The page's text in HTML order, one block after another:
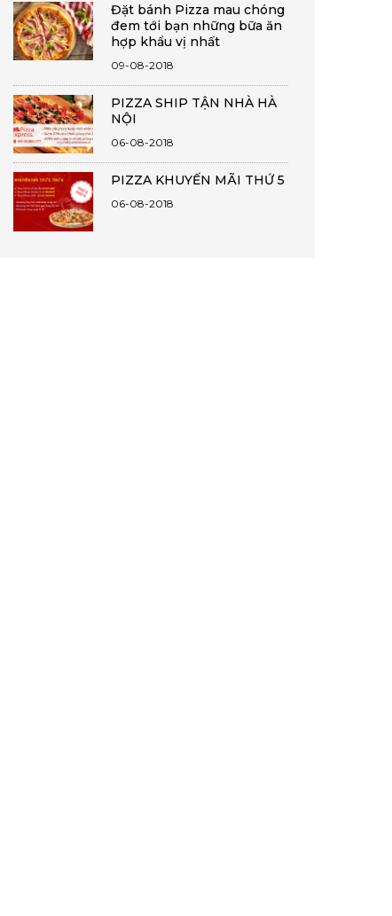
Đặt bánh Pizza mau chóng
đem tới bạn những bữa ăn
hợp khẩu vị nhất
09-08-2018
PIZZA SHIP TẬN NHÀ HÀ
NỘI
06-08-2018
PIZZA KHUYẾN MÃI THỨ 5
06-08-2018